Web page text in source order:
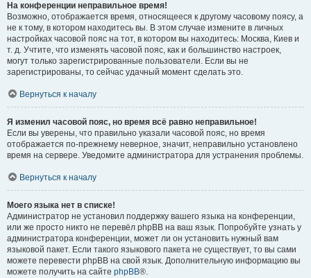
На конференции неправильное время!
Возможно, отображается время, относящееся к другому часовому поясу, а
не к тому, в котором находитесь вы. В этом случае измените в личных
настройках часовой пояс на тот, в котором вы находитесь: Москва, Киев и
т. д. Учтите, что изменять часовой пояс, как и большинство настроек,
могут только зарегистрированные пользователи. Если вы не
зарегистрированы, то сейчас удачный момент сделать это.
Вернуться к началу
Я изменил часовой пояс, но время всё равно неправильное!
Если вы уверены, что правильно указали часовой пояс, но время
отображается по-прежнему неверное, значит, неправильно установлено
время на сервере. Уведомите администратора для устранения проблемы.
Вернуться к началу
Моего языка нет в списке!
Администратор не установил поддержку вашего языка на конференции,
или же просто никто не перевёл phpBB на ваш язык. Попробуйте узнать у
администратора конференции, может ли он установить нужный вам
языковой пакет. Если такого языкового пакета не существует, то вы сами
можете перевести phpBB на свой язык. Дополнительную информацию вы
можете получить на сайте phpBB®.